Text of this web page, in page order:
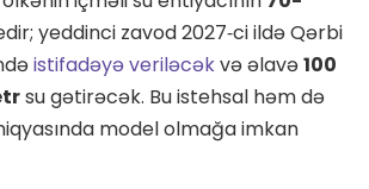
yeddinci zavod 2027‑ci ildə Qərbi
istifadəyə veriləcəkvə əlavə100
su gətirəcək. Bu istehsal həm də
model olmağa imkan